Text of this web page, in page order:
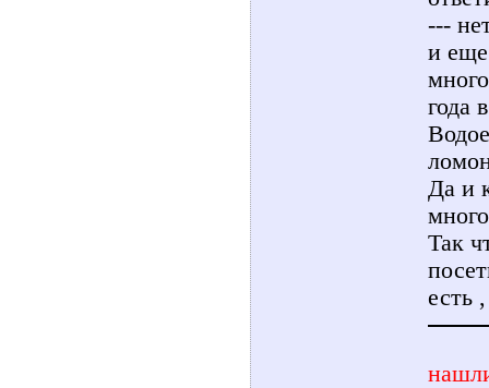
---
и еще
года
Да и
Так
есть ,